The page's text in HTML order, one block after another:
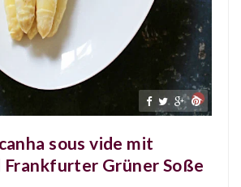
sous vide mit
Frankfurter Grüner Soße